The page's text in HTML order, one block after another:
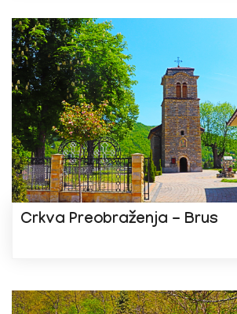
Crkva Preobraženja - Brus